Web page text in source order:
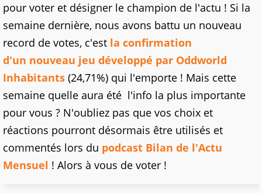
pour voter et désigner le champion de l'actu ! Si la
semaine dernière, nous avons battu un nouveau
record de votes, c'est la confirmation
d'un nouveau jeu développé par Oddworld
Inhabitants (24,71%) qui l'emporte ! Mais cette
semaine quelle aura été l'info la plus importante
pour vous ? N'oubliez pas que vos choix et
réactions pourront désormais être utilisés et
commentés lors du podcast Bilan de l'Actu
Mensuel ! Alors à vous de voter !